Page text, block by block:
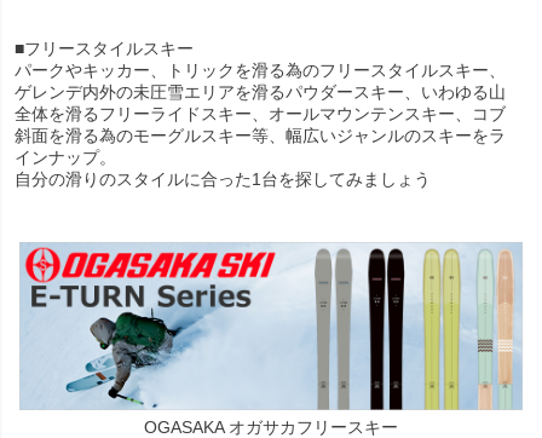
■フリースタイルスキー
パークやキッカー、トリックを滑る為のフリースタイルスキー、
ゲレンデ内外の未圧雪エリアを滑るパウダースキー、いわゆる山
全体を滑るフリーライドスキー、オールマウンテンスキー、コブ
斜面を滑る為のモーグルスキー等、幅広いジャンルのスキーをラ
インナップ。
自分の滑りのスタイルに合った1台を探してみましょう
OGASAKA オガサカフリースキー